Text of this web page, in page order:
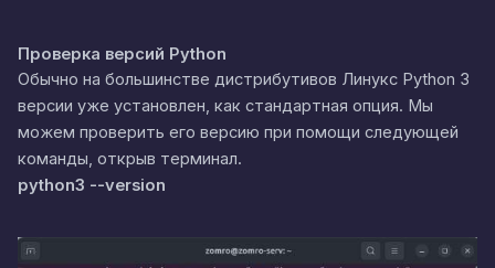
Проверка версий Python
Обычно на большинстве дистрибутивов Линукс Python 3
версии уже установлен, как стандартная опция. Мы
можем проверить его версию при помощи следующей
команды, открыв терминал.
python3 --version